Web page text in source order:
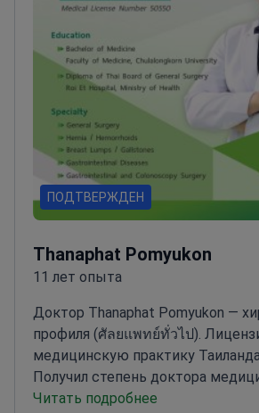
ПОДТВЕРЖДЕН
Thanaphat Pomyukon
11 лет опыта
Доктор Thanaphat Pomyukon —
профиля (ศัลยแพทย์ทั่วไป).
медицинскую практику
Получил степень доктора
медицинском факультете
Читать подробнее